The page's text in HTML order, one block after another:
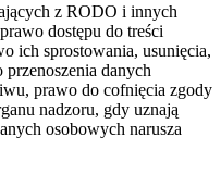
z RODO i innych
dostępu do treści
ich sprostowania, usunięcia,
danych
prawo do cofnięcia zgody
nadzoru, gdy uznają
osobowych narusza